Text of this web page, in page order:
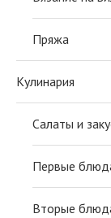
Пряжа
Кулинария
Салаты и
Первые
Вторые